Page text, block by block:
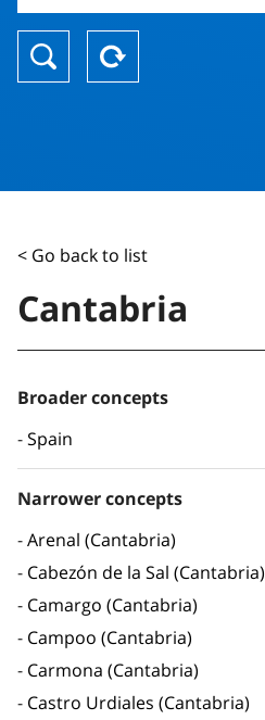
< Go back to list
Cantabria
Broader concepts
Spain
Narrower concepts
Arenal (Cantabria)
Cabezón de la Sal (Cantabria)
Camargo (Cantabria)
Campoo (Cantabria)
Carmona (Cantabria)
Castro Urdiales (Cantabria)